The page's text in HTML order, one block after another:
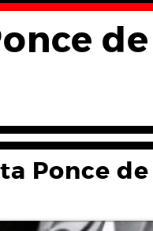
de
Ponce de